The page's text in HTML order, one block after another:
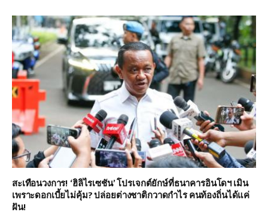
สะเทือนวงการ! ‘ฮิลิไรเซชัน’ โปรเจกต์ยักษ์ที่ธนาคารอินโดฯ เมิน
เพราะดอกเบี้ยไม่คุ้ม? ปล่อยต่างชาติกวาดกำไร คนท้องถิ่นได้แค่
ฝัน!